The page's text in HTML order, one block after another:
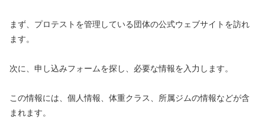
まず、プロテストを管理している団体の公式ウェブサイトを訪れ
ます。
次に、申し込みフォームを探し、必要な情報を入力します。
この情報には、個人情報、体重クラス、所属ジムの情報などが含
まれます。